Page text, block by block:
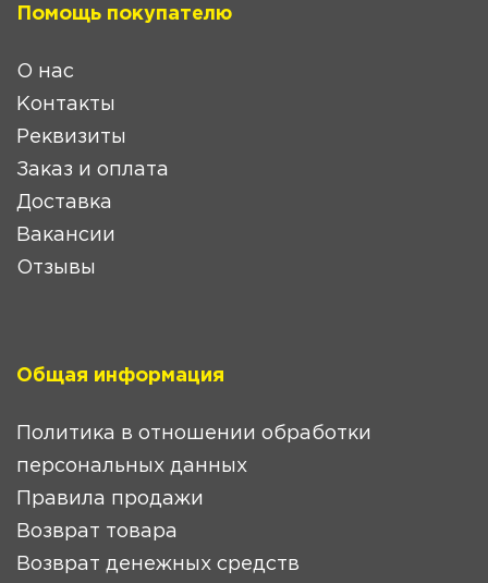
Помощь покупателю
О нас
Контакты
Реквизиты
Заказ и оплата
Доставка
Вакансии
Отзывы
Общая информация
Политика в отношении обработки
персональных данных
Правила продажи
Возврат товара
Возврат денежных средств